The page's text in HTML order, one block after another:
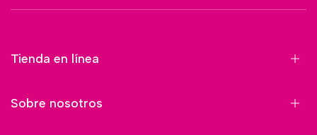
Tienda en línea
Sobre nosotros